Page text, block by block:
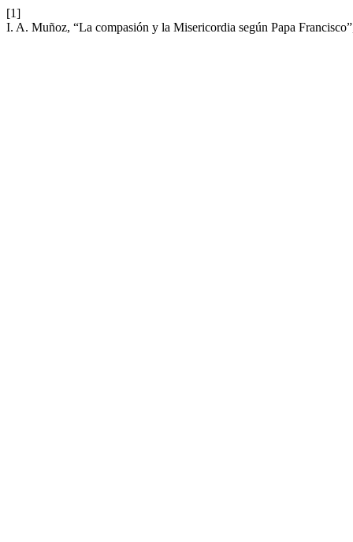
[1]
I. A. Muñoz, “La compasión y la Misericordia según Papa